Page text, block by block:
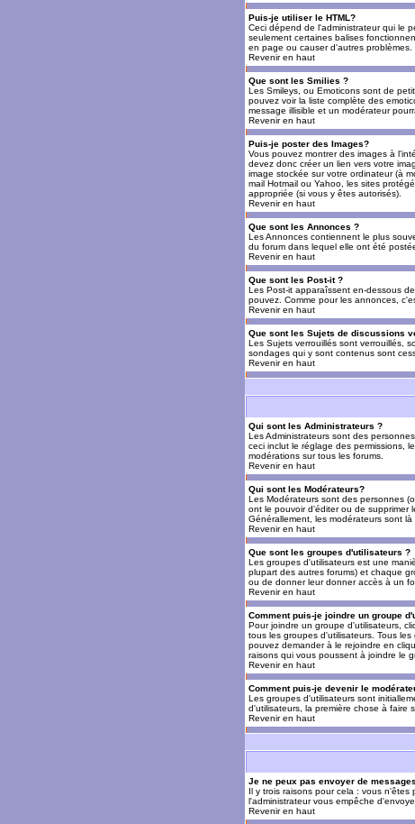
Puis-je utiliser le HTML?
Ceci dépend de l'administrateur qui le
seulement certaines balises
en page ou causer d'autres
Revenir en haut
Que sont les Smilies ?
Les Smileys, ou Emoticons sont de
pouvez voir la liste complète des
message illisible et un modérateur
Revenir en haut
Puis-je poster des Images?
Vous pouvez montrer des images à
devez donc créer un lien vers votre
image stockée sur votre ordinateur (à
mail Hotmail ou Yahoo, les sites
appropriée (si vous y êtes autorisés).
Revenir en haut
Que sont les Annonces ?
Les Annonces contiennent le plus
du forum dans lequel elle ont été
Revenir en haut
Que sont les Post-it ?
Les Post-it apparaîssent en-dessous
pouvez. Comme pour les annonces,
Revenir en haut
Que sont les Sujets de discussions
Les Sujets verrouillés sont verrouillés,
sondages qui y sont contenus sont
Revenir en haut
Qui sont les Administrateurs ?
Les Administrateurs sont des
ceci inclut le réglage des permissions,
modérations sur tous les forums.
Revenir en haut
Qui sont les Modérateurs?
Les Modérateurs sont des personnes
ont le pouvoir d'éditer ou de supprimer
Générallement, les modérateurs sont
Revenir en haut
Que sont les groupes d'utilisateurs ?
Les groupes d'utilisateurs est une
plupart des autres forums) et chaque
ou de donner leur donner accès à un
Revenir en haut
Comment puis-je joindre un groupe
Pour joindre un groupe d'utilisateurs,
tous les groupes d'utilisateurs. Tous
pouvez demander à le rejoindre en
raisons qui vous poussent à joindre le
Revenir en haut
Comment puis-je devenir le
Les groupes d'utilisateurs sont
d'utilisateurs, la première chose à faire
Revenir en haut
Je ne peux pas envoyer de
Il y trois raisons pour cela : vous
l'administrateur vous empêche
Revenir en haut